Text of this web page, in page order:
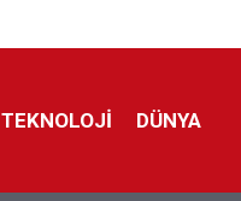
TEKNOLOJİ DÜNYA